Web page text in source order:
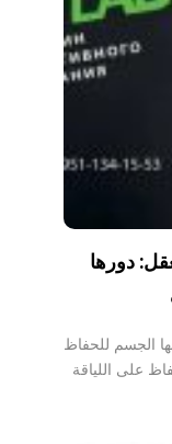
دورها
الجسم للحفاظ
على اللياقة